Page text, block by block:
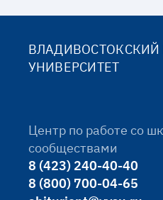
УНИВЕРСИТЕТ
Центр по работе со
сообществами
8 (423) 240-40-40
8 (800) 700-04-65